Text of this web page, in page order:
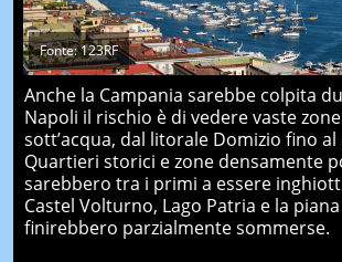
Fonte: 123RF
Anche la Campania sarebbe colpita
Napoli il rischio è di vedere vaste
sott’acqua, dal litorale Domizio fino al
Quartieri storici e zone densamente
sarebbero tra i primi a essere
Castel Volturno, Lago Patria e la
finirebbero parzialmente sommerse.